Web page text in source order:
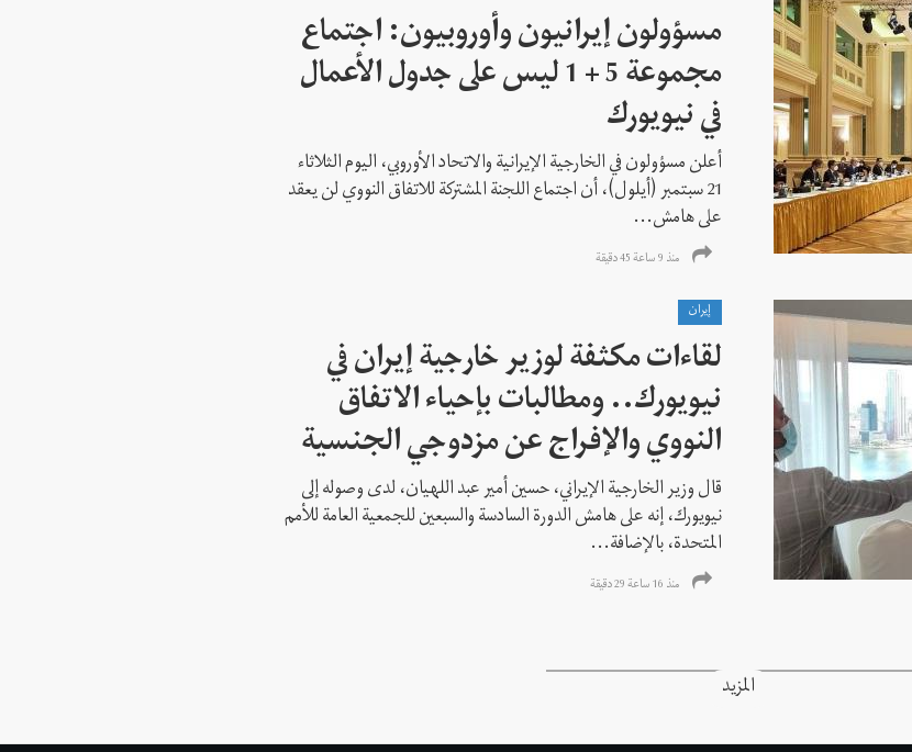
مسؤولون إيرانيون وأوروبيون: اجتماع
مجموعة 5 + 1 ليس على جدول الأعمال
في نيويورك
أعلن مسؤولون في الخارجية الإيرانية والاتحاد الأوروبي، اليوم الثلاثاء
21 سبتمبر (أيلول)، أن اجتماع اللجنة المشتركة للاتفاق النووي لن يعقد
على هامش...
منذ 9 ساعة 45 دقیقة
إيران
لقاءات مكثفة لوزير خارجية إيران في
نيويورك.. ومطالبات بإحياء الاتفاق
النووي والإفراج عن مزدوجي الجنسية
قال وزير الخارجية الإيراني، حسين أمير عبد اللهيان، لدى وصوله إلى
نيويورك، إنه على هامش الدورة السادسة والسبعين للجمعية العامة للأمم
المتحدة، بالإضافة...
منذ 16 ساعة 29 دقیقة
المزيد